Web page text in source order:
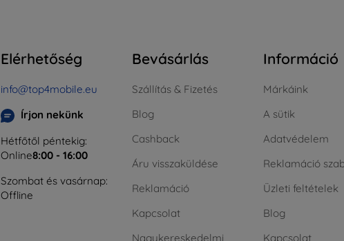
Elérhetőség
info@top4mobile.eu
Írjon nekünk
Hétfőtől péntekig:
Online8:00 - 16:00
Szombat és vasárnap:
Offline
Bevásárlás
Szállítás & Fizetés
Blog
Cashback
Áru visszaküldése
Reklamáció
Kapcsolat
Nagykereskedelmi
Információ
Márkáink
A sütik
Adatvédelem
Reklamáció
Üzleti feltételek
Blog
Kapcsolat